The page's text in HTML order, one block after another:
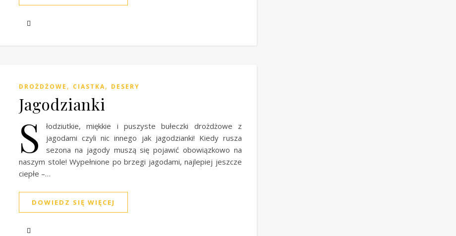
DROŻDŻOWE , CIASTKA, DESERY
Jagodzianki
S
łodziutkie, miękkie i puszyste bułeczki drożdżowe z
jagodami czyli nic innego jak jagodzianki! Kiedy rusza
sezona na jagody muszą się pojawić obowiązkowo na
naszym stole! Wypełnione po brzegi jagodami, najlepiej jeszcze
ciepłe –…
DOWIEDZ SIĘ WIĘCEJ